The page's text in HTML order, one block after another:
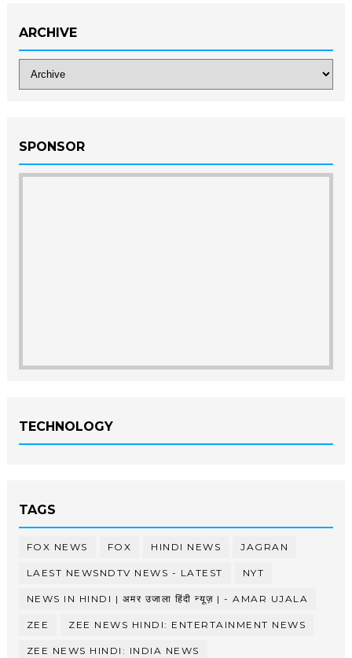
ARCHIVE
SPONSOR
TECHNOLOGY
TAGS
FOX NEWS FOX HINDI NEWS JAGRAN
LAEST NEWSNDTV NEWS - LATEST NYT
NEWS IN HINDI | अमर उजाला हिंदी न्यूज़ | - AMAR UJALA
ZEE ZEE NEWS HINDI: ENTERTAINMENT NEWS
ZEE NEWS HINDI: INDIA NEWS